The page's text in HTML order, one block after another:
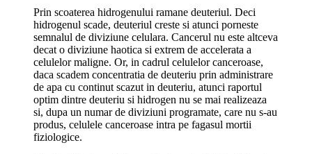
Prin scoaterea hidrogenului ramane deuteriul. Deci
hidrogenul scade, deuteriul creste si atunci porneste
semnalul de diviziune celulara. Cancerul nu este altceva
decat o diviziune haotica si extrem de accelerata a
celulelor maligne. Or, in cadrul celulelor canceroase,
daca scadem concentratia de deuteriu prin administrare
de apa cu continut scazut in deuteriu, atunci raportul
optim dintre deuteriu si hidrogen nu se mai realizeaza
si, dupa un numar de diviziuni programate, care nu s-au
produs, celulele canceroase intra pe fagasul mortii
fiziologice.